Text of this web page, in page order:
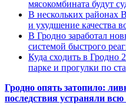
мясокомбината будут
В нескольких районах
и ухудшение качества
В Гродно заработал
системой быстрого
Куда сходить в Гродно
парке и прогулки по
Гродно опять затопило:
последствия устраняли всю